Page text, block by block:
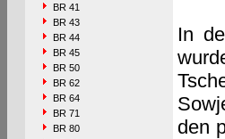
BR 41
BR 43
BR 44
BR 45
BR 50
BR 62
BR 64
BR 71
BR 80
In
den